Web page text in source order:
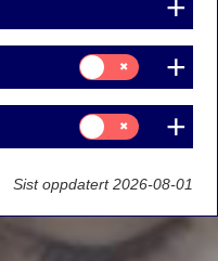
Samtykke
til:
Statistikk
Samtykke
til:
Markedsføring
Sist oppdatert 2026-08-01